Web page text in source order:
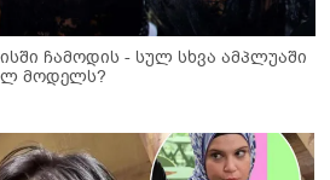
ჩამოდის - სულ სხვა ამპლუაში
მოდელს?